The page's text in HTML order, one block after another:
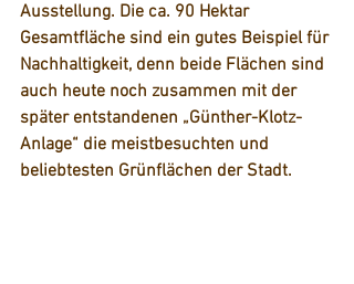
Ausstellung. Die ca. 90 Hektar
Gesamtfläche sind ein gutes Beispiel für
Nachhaltigkeit, denn beide Flächen sind
auch heute noch zusammen mit der
später entstandenen „Günther-Klotz-
Anlage“ die meistbesuchten und
beliebtesten Grünflächen der Stadt.